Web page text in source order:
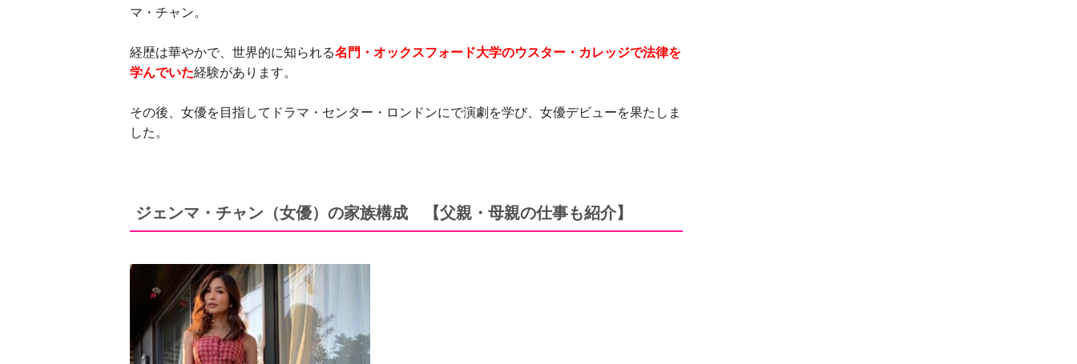
マ・チャン。
経歴は華やかで、世界的に知られる名門・オックスフォード大学のウスター・カレッジで法律を
学んでいた経験があります。
その後、女優を目指してドラマ・センター・ロンドンにで演劇を学び、女優デビューを果たしま
した。
ジェンマ・チャン（女優）の家族構成 【父親・母親の仕事も紹介】